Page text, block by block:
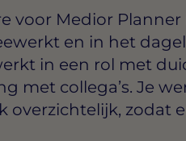
voor Medior
en in het
in een rol met
met collega’s. Je
overzichtelijk, zodat